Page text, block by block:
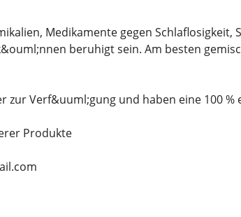
Medikamente gegen Schlaflosigkeit,
beruhigt sein. Am besten
Verf&uuml;gung und haben eine 100
Produkte